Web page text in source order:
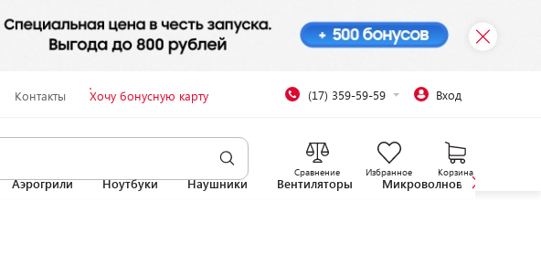
Контакты Хочу бонусную карту (17) 359-59-59 Вход
Сравнение Избранное Корзина
Аэрогрили Ноутбуки Наушники Вентиляторы Микроволновые печи